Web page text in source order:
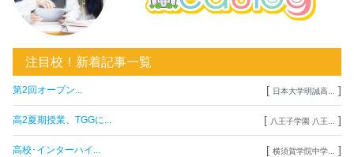
注目校！新着記事一覧
第2回オープン... [ 日本大学明誠高... ]
高2夏期授業、TGGに... [ 八王子学園 八王... ]
高校･インターハイ... [ 横須賀学院中学... ]